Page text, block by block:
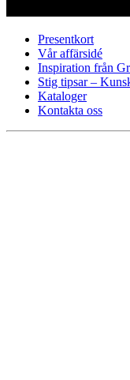
Presentkort
Vår affärsidé
Inspiration från
Stig tipsar –
Kataloger
Kontakta oss